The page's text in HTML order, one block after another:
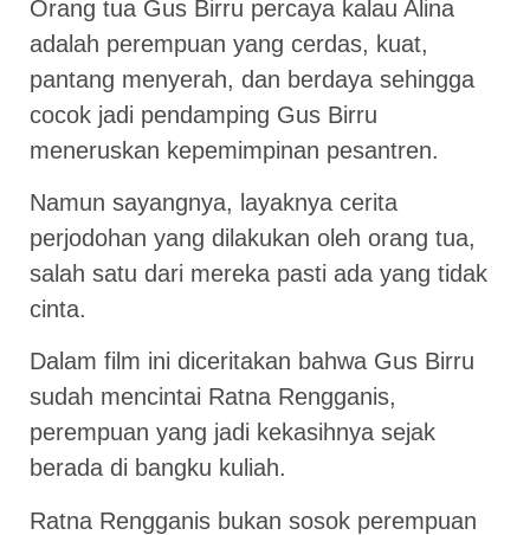
Orang tua Gus Birru percaya kalau Alina
adalah perempuan yang cerdas, kuat,
pantang menyerah, dan berdaya sehingga
cocok jadi pendamping Gus Birru
meneruskan kepemimpinan pesantren.
Namun sayangnya, layaknya cerita
perjodohan yang dilakukan oleh orang tua,
salah satu dari mereka pasti ada yang tidak
cinta.
Dalam film ini diceritakan bahwa Gus Birru
sudah mencintai Ratna Rengganis,
perempuan yang jadi kekasihnya sejak
berada di bangku kuliah.
Ratna Rengganis bukan sosok perempuan